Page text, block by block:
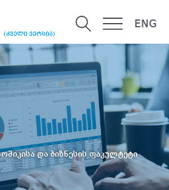
(ძველი ვერსია)
ENG
და ბიზნესის ფაკულტეტი